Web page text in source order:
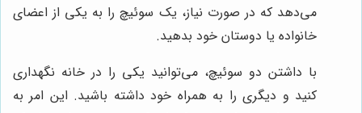
می‌دهد که در صورت نیاز، یک سوئیچ را به یکی از اعضای
خانواده یا دوستان خود بدهید.
با داشتن دو سوئیچ، می‌توانید یکی را در خانه نگهداری
کنید و دیگری را به همراه خود داشته باشید. این امر به